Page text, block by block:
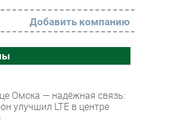
Добавить компанию
Омска — надёжная связь:
улучшил LTE в центре